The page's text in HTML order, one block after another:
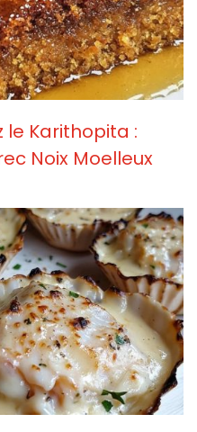
le Karithopita :
Noix Moelleux